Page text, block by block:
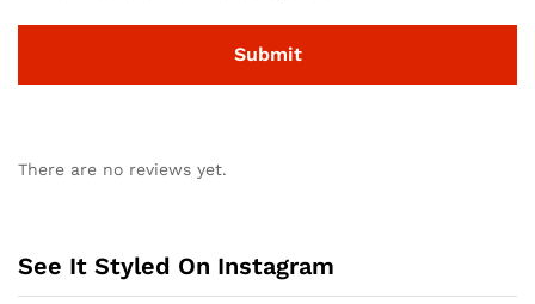
There are no reviews yet.
See It Styled On Instagram